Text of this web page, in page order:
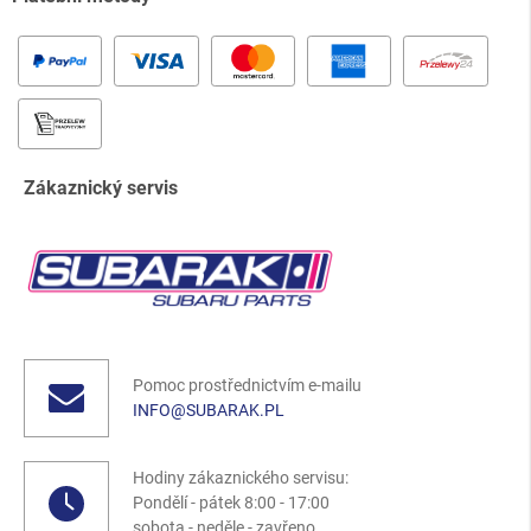
Zákaznický servis
Pomoc prostřednictvím e-mailu
INFO@SUBARAK.PL
Hodiny zákaznického servisu:
Pondělí - pátek 8:00 - 17:00